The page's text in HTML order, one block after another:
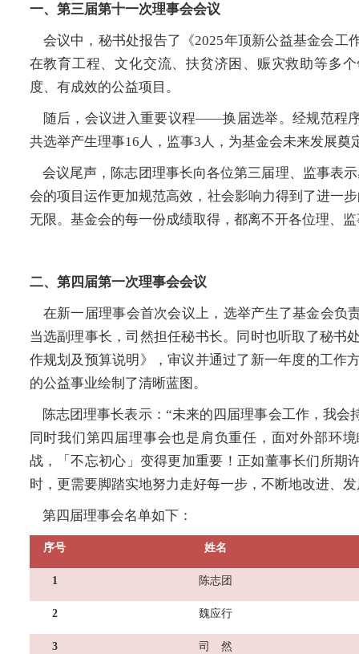
一、第三届第十一次理事会会议
会议中，秘书处报告了《2025年顶新公益基金会工
在教育工程、文化交流、扶贫济困、赈灾救助等多
度、有成效的公益项目。
随后，会议进入重要议程——换届选举。经规范程
共选举产生理事16人，监事3人，为基金会未来发展奠
会议尾声，陈志团理事长向各位第三届理、监事表
会的项目运作更加规范高效，社会影响力得到了进一
无限。基金会的每一份成绩取得，都离不开各位理、
二、第四届第一次理事会会议
在新一届理事会首次会议上，选举产生了基金会负
当选副理事长，司然担任秘书长。同时也听取了秘书
作规划及预算说明》，审议并通过了新一年度的工作
的公益事业绘制了清晰蓝图。
陈志团理事长表示：“未来的四届理事会工作，我会
同时我们第四届理事会也是肩负重任，面对外部环
战，「不忘初心」变得更加重要！正如董事长们所期
时，更需要脚踏实地努力走好每一步，不断地改进、
第四届理事会名单如下：
序号 姓名
1 陈志团
2 魏应行
3 司 然